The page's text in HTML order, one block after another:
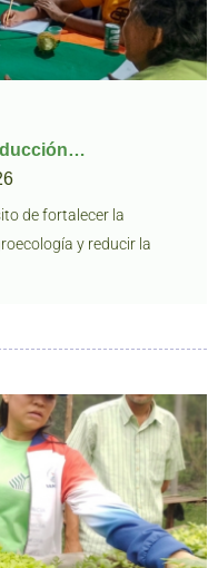
de fortalecer la
y reducir la